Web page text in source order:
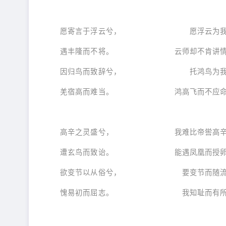
愿寄言于浮云兮， 愿浮云为我捎
遇丰隆而不将。 云师却不肯讲情
因归鸟而致辞兮， 托鸿鸟为我传
羌宿高而难当。 鸿高飞而不应命
高辛之灵盛兮， 我难比帝喾高辛
遭玄鸟而致诒。 能遇凤凰而授卵
欲变节以从俗兮， 要变节而随流
愧易初而屈志。 我知耻而有所不